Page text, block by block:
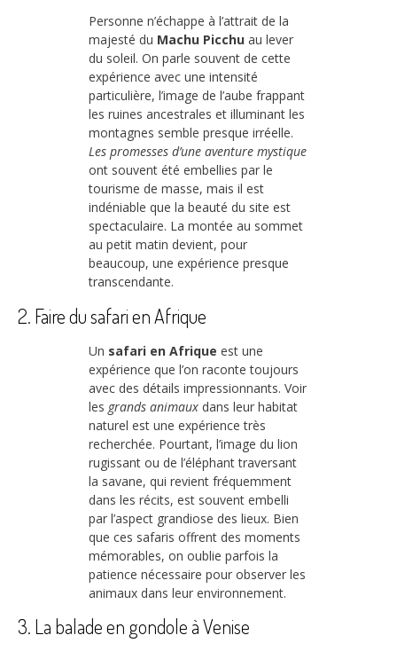
Personne n’échappe à l’attrait de la
majesté du Machu Picchu au lever
du soleil. On parle souvent de cette
expérience avec une intensité
particulière, l’image de l’aube frappant
les ruines ancestrales et illuminant les
montagnes semble presque irréelle.
Les promesses d’une aventure mystique
ont souvent été embellies par le
tourisme de masse, mais il est
indéniable que la beauté du site est
spectaculaire. La montée au sommet
au petit matin devient, pour
beaucoup, une expérience presque
transcendante.
2. Faire du safari en Afrique
Un safari en Afrique est une
expérience que l’on raconte toujours
avec des détails impressionnants. Voir
les grands animaux dans leur habitat
naturel est une expérience très
recherchée. Pourtant, l’image du lion
rugissant ou de l’éléphant traversant
la savane, qui revient fréquemment
dans les récits, est souvent embelli
par l’aspect grandiose des lieux. Bien
que ces safaris offrent des moments
mémorables, on oublie parfois la
patience nécessaire pour observer les
animaux dans leur environnement.
3. La balade en gondole à Venise